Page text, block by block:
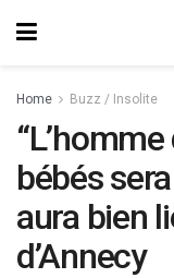
Home Buzz / Insolite
bébés
aura bien
d’Annecy